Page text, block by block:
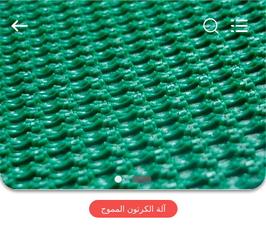
مسكن
منتجات
معلومات
عنا
جولة
2026
HUATAO
LOVER
LTD.
All
Rights
Reserved.
آلة الكرتون المموج